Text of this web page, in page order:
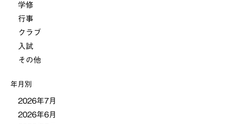
ゲ
ー
ョ
ン
学修
行事
クラブ
入試
その他
年月別
2026年7月
2026年6月